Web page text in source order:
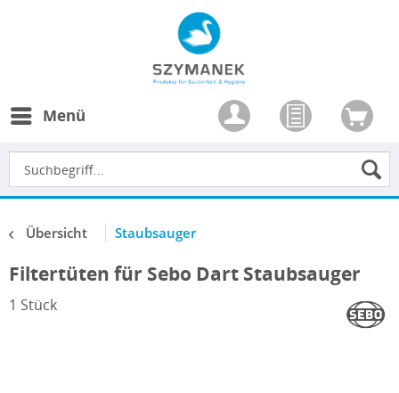
Menü
Übersicht Staubsauger
Filtertüten für Sebo Dart Staubsauger
1 Stück